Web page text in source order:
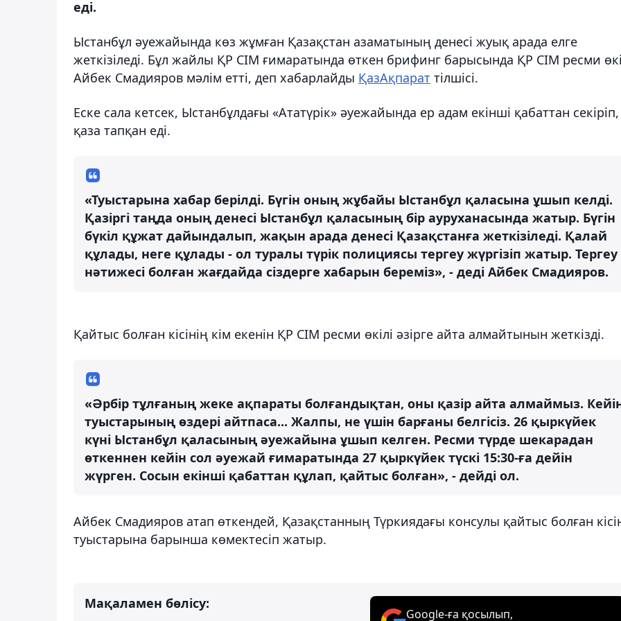
еді.
Ыстанбұл әуежайында көз жұмған Қазақстан азаматының денесі жуық арада елге
жеткізіледі. Бұл жайлы ҚР СІМ ғимаратында өткен брифинг барысында ҚР СІМ ресми
Айбек Смадияров мәлім етті, деп хабарлайды ҚазАқпарат тілшісі.
Еске сала кетсек, Ыстанбұлдағы «Ататүрік» әуежайында ер адам екінші қабаттан секіріп,
қаза тапқан еді.
«Туыстарына хабар берілді. Бүгін оның жұбайы Ыстанбұл қаласына ұшып келді.
Қазіргі таңда оның денесі Ыстанбұл қаласының бір ауруханасында жатыр. Бүгін
бүкіл құжат дайындалып, жақын арада денесі Қазақстанға жеткізіледі. Қалай
құлады, неге құлады - ол туралы түрік полициясы тергеу жүргізіп жатыр. Тергеу
нәтижесі болған жағдайда сіздерге хабарын береміз», - деді Айбек Смадияров.
Қайтыс болған кісінің кім екенін ҚР СІМ ресми өкілі әзірге айта алмайтынын жеткізді.
«Әрбір тұлғаның жеке ақпараты болғандықтан, оны қазір айта алмаймыз.
туыстарының өздері айтпаса... Жалпы, не үшін барғаны белгісіз. 26 қыркүйек
күні Ыстанбұл қаласының әуежайына ұшып келген. Ресми түрде шекарадан
өткеннен кейін сол әуежай ғимаратында 27 қыркүйек түскі 15:30-ға дейін
жүрген. Сосын екінші қабаттан құлап, қайтыс болған», - дейді ол.
Айбек Смадияров атап өткендей, Қазақстанның Түркиядағы консулы қайтыс болған
туыстарына барынша көмектесіп жатыр.
Мақаламен бөлісу:
Google-ға қосылып,